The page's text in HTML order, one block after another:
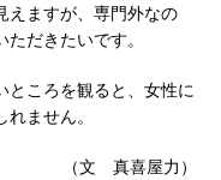
えますが、専門外なの
だきたいです。
ところを観ると、女性に
ません。
（文 真喜屋力）